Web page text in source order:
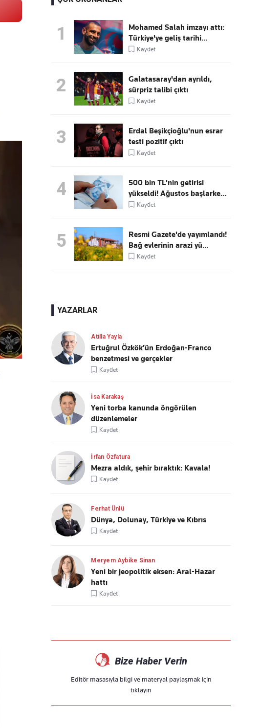
Kaçırmayın
Ücretsiz üye olun, gündemi
1
Mohamed Salah imzayı attı:
Türkiye'ye geliş tarihi...
Kaydet
2
Galatasaray'dan ayrıldı,
sürpriz talibi çıktı
Kaydet
3
Erdal Beşikçioğlu'nun esrar
testi pozitif çıktı
Kaydet
4
500 bin TL'nin getirisi
yükseldi! Ağustos başlarke...
Kaydet
5
Resmi Gazete'de yayımlandı!
Bağ evlerinin arazi yü...
Kaydet
YAZARLAR
Atilla Yayla
Ertuğrul Özkök’ün Erdoğan-Franco
benzetmesi ve gerçekler
Kaydet
İsa Karakaş
Yeni torba kanunda öngörülen
düzenlemeler
Kaydet
İrfan Özfatura
Mezra aldık, şehir bıraktık: Kavala!
Kaydet
Ferhat Ünlü
Dünya, Dolunay, Türkiye ve Kıbrıs
Kaydet
Meryem Aybike Sinan
Yeni bir jeopolitik eksen: Aral-Hazar
hattı
Kaydet
Bize Haber Verin
Editör masasıyla bilgi ve materyal paylaşmak için
tıklayın